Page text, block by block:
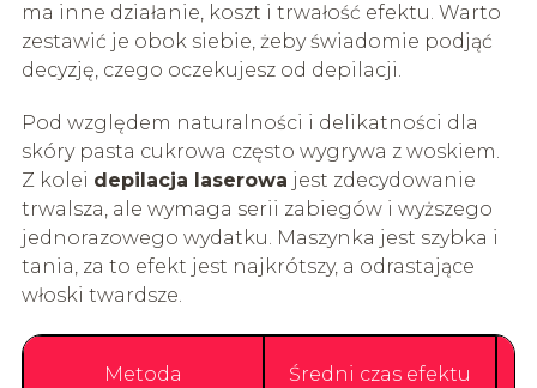
ma inne działanie, koszt i trwałość efektu. Warto
zestawić je obok siebie, żeby świadomie podjąć
decyzję, czego oczekujesz od depilacji.
Pod względem naturalności i delikatności dla
skóry pasta cukrowa często wygrywa z woskiem.
Z kolei depilacja laserowa jest zdecydowanie
trwalsza, ale wymaga serii zabiegów i wyższego
jednorazowego wydatku. Maszynka jest szybka i
tania, za to efekt jest najkrótszy, a odrastające
włoski twardsze.
Metoda Średni czas efektu